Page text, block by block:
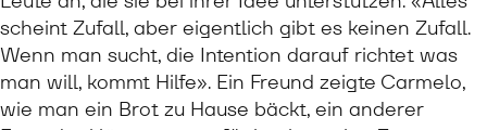
scheint Zufall, aber eigentlich gibt es keinen Zufall.
Wenn man sucht, die Intention darauf richtet was
man will, kommt Hilfe». Ein Freund zeigte Carmelo,
wie man ein Brot zu Hause bäckt, ein anderer